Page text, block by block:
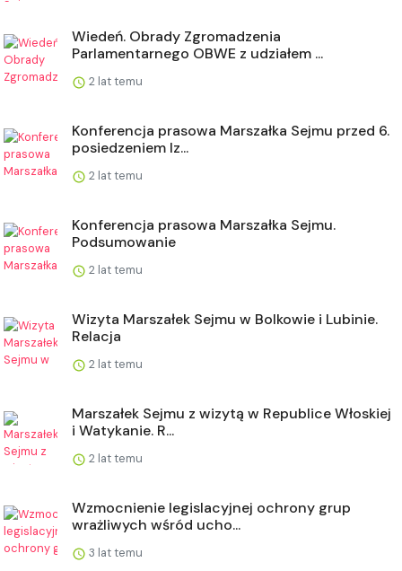
Wiedeń. Obrady Zgromadzenia
Parlamentarnego OBWE z udziałem ...
2 lat temu
Konferencja prasowa Marszałka Sejmu przed 6.
posiedzeniem Iz...
2 lat temu
Konferencja prasowa Marszałka Sejmu.
Podsumowanie
2 lat temu
Wizyta Marszałek Sejmu w Bolkowie i Lubinie.
Relacja
2 lat temu
Marszałek Sejmu z wizytą w Republice Włoskiej
i Watykanie. R...
2 lat temu
Wzmocnienie legislacyjnej ochrony grup
wrażliwych wśród ucho...
3 lat temu